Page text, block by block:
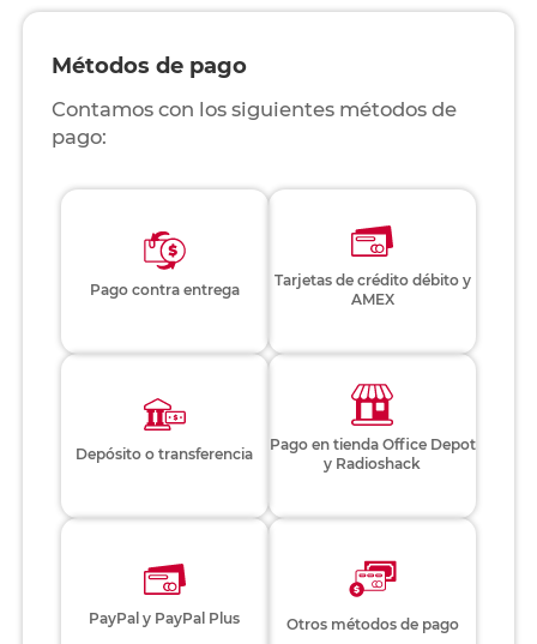
Métodos de pago
Contamos con los siguientes métodos de
pago:
Pago contra entrega
Tarjetas de crédito débito y
AMEX
Depósito o transferencia
Pago en tienda Office Depot
y Radioshack
PayPal y PayPal Plus Otros métodos de pago